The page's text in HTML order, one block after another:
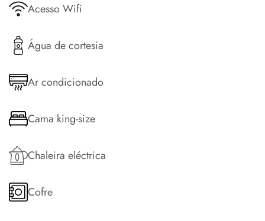
Acesso Wifi
Água de cortesia
Ar condicionado
Cama king-size
Chaleira eléctrica
Cofre